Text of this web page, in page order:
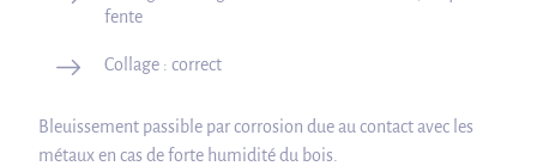
fente
Collage : correct
Bleuissement passible par corrosion due au contact avec les
métaux en cas de forte humidité du bois.